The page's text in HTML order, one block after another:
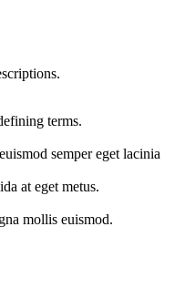
terms.
semper eget lacinia
at eget metus.
mollis euismod.